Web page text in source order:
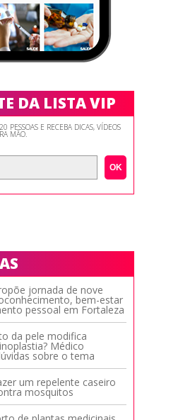
DA LISTA VIP
PESSOAS E RECEBA DICAS, VÍDEOS
MÃO.
OK
jornada de nove
bem-estar
pessoal em Fortaleza
da pele modifica
Médico
sobre o tema
um repelente caseiro
mosquitos